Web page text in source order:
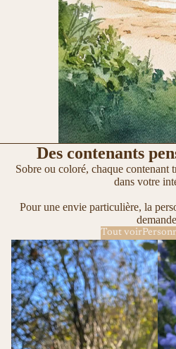
Des contenants
Sobre ou coloré, chaque contenant
dans votre
Pour une envie particulière, la
Tout voir